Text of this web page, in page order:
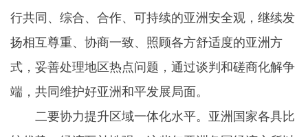
行共同、综合、合作、可持续的亚洲安全观，继续发
扬相互尊重、协商一致、照顾各方舒适度的亚洲方
式，妥善处理地区热点问题，通过谈判和磋商化解争
端，共同维护好亚洲和平发展局面。
二要协力提升区域一体化水平。亚洲国家各具比